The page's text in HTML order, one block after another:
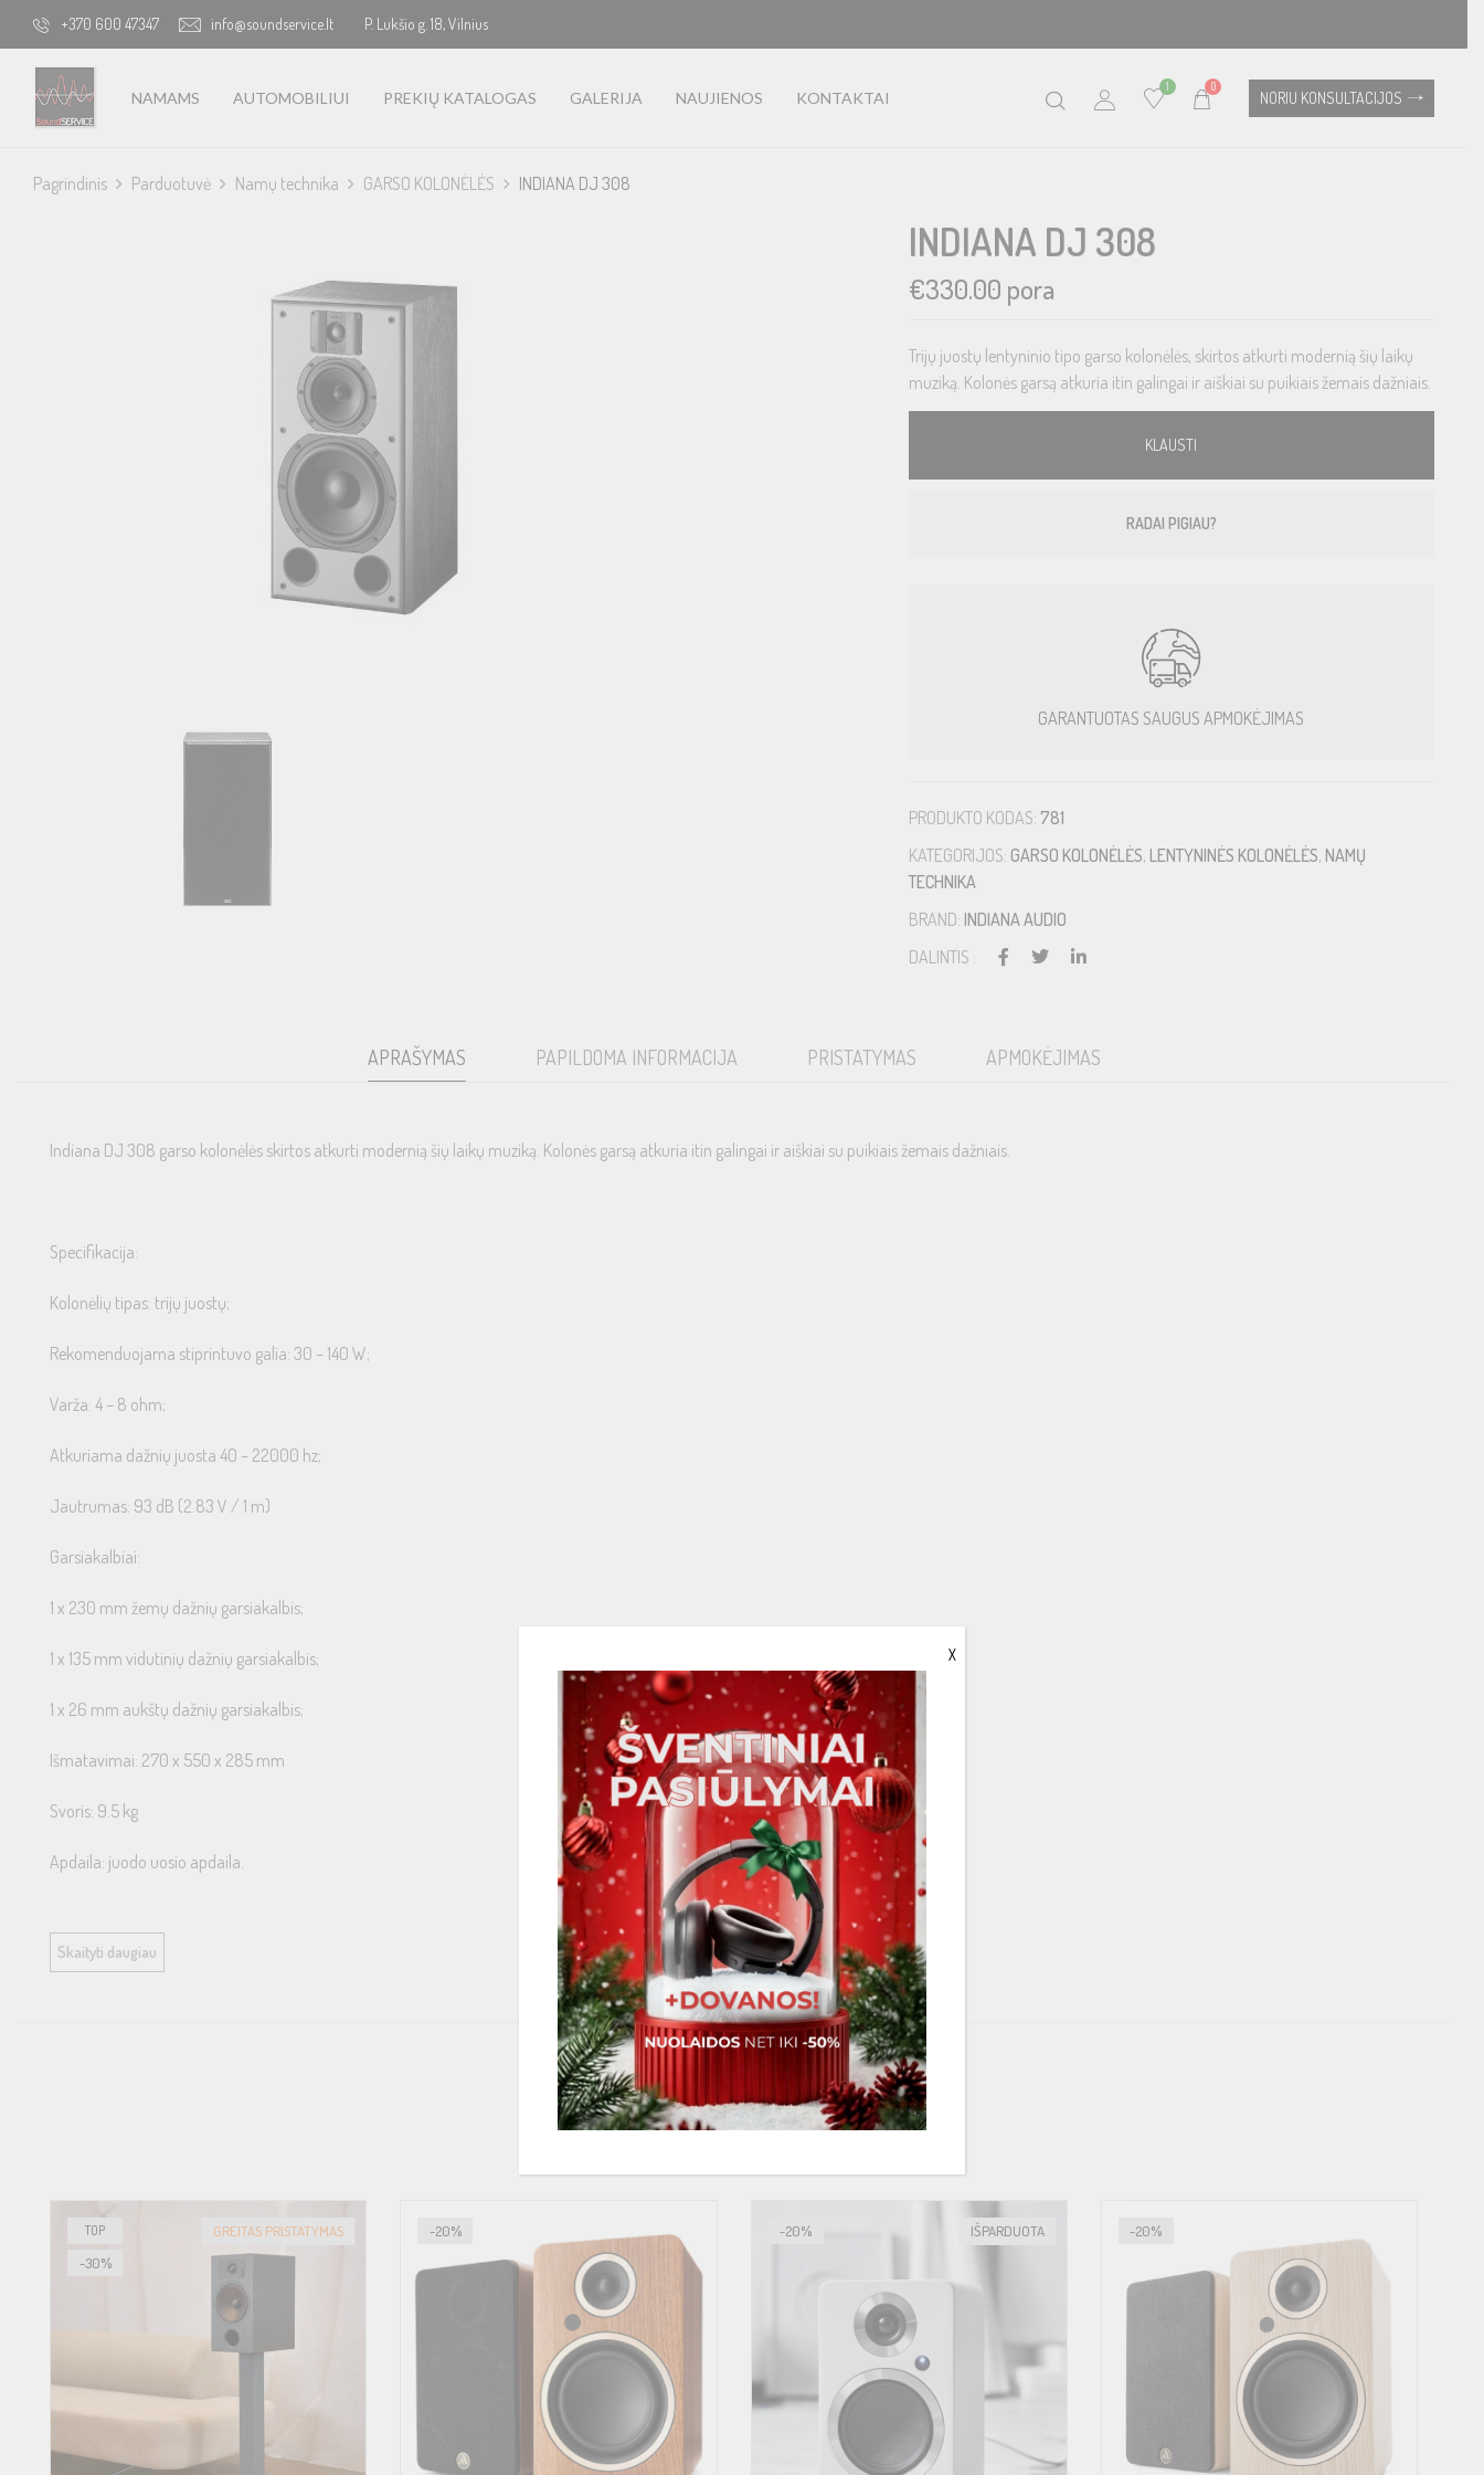
+370 600 47347 info@soundservice.lt P. Lukšio g. 18, Vilnius
NAMAMS AUTOMOBILIUI PREKIŲ KATALOGAS GALERIJA NAUJIENOS KONTAKTAI
1 0
NORIU KONSULTACIJOS
Pagrindinis Parduotuvė Namų technika GARSO KOLONĖLĖS INDIANA DJ 308
INDIANA DJ 308
€330.00 pora
Trijų juostų lentyninio tipo garso kolonėlės, skirtos atkurti modernią šių laikų
muziką. Kolonės garsą atkuria itin galingai ir aiškiai su puikiais žemais dažniais.
KLAUSTI
RADAI PIGIAU?
GARANTUOTAS SAUGUS APMOKĖJIMAS
PRODUKTO KODAS: 781
KATEGORIJOS: GARSO KOLONĖLĖS, LENTYNINĖS KOLONĖLĖS, NAMŲ
TECHNIKA
BRAND: INDIANA AUDIO
DALINTIS :
APRAŠYMAS PAPILDOMA INFORMACIJA PRISTATYMAS APMOKĖJIMAS
Indiana DJ 308 garso kolonėlės skirtos atkurti modernią šių laikų muziką. Kolonės garsą atkuria itin galingai ir aiškiai su puikiais žemais dažniais.
Specifikacija:
Kolonėlių tipas: trijų juostų;
Rekomenduojama stiprintuvo galia: 30 – 140 W;
Varža: 4 – 8 ohm;
Atkuriama dažnių juosta 40 – 22000 hz;
Jautrumas: 93 dB (2.83 V / 1 m)
Garsiakalbiai:
1 x 230 mm žemų dažnių garsiakalbis;
1 x 135 mm vidutinių dažnių garsiakalbis;
1 x 26 mm aukštų dažnių garsiakalbis;
Išmatavimai: 270 x 550 x 285 mm
Svoris: 9.5 kg
Apdaila: juodo uosio apdaila.
Indiana Line – žymaus italų garsiakalbių gamintojo Coral Electronic produktas. Coral Elektronic savo veiklą pradėjo dar 1975 metais ir iki šiol gamina inovatyvius garsiakalbius, namų bei automobilių
akustines sistemas bei elektroniką. 2006 metais debiutavo Indian Line produktų serija, kuri apima namams skirtas akustines sistemas bei garso elektroniką. Pagrindinis solidžių Indiana Line produktų
Skaityti daugiau
PANAŠIOS PREKĖS
TOP
-30%
GREITAS PRISTATYMAS -20% -20% IŠPARDUOTA -20%
X